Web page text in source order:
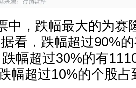
中，跌幅最大的为赛
看，跌幅超过90%
幅超过30%的有
幅超过10%的个股